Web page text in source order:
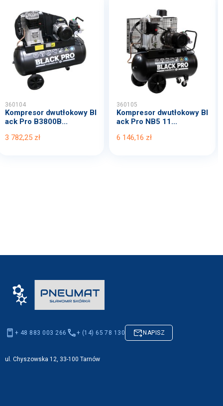
360104
Kompresor dwutłokowy Bl
ack Pro B3800B...
3 782,25 zł
360105
Kompresor dwutłokowy Bl
ack Pro NB5 11...
6 146,16 zł
+ 48 883 003 266 + (14) 65 78 130 NAPISZ
ul. Chyszowska 12, 33-100 Tarnów